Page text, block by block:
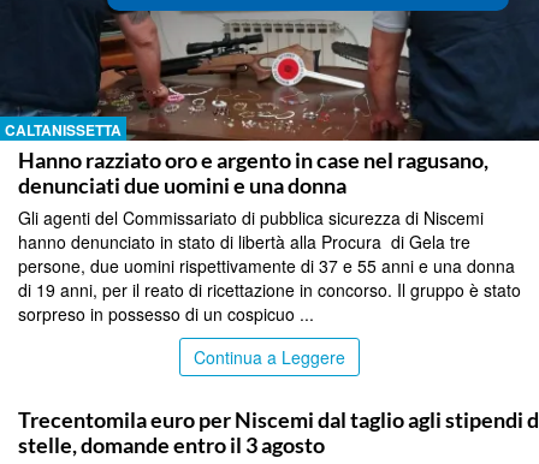
CALTANISSETTA
Hanno razziato oro e argento in case nel ragusano,
denunciati due uomini e una donna
Gli agenti del Commissariato di pubblica sicurezza di Niscemi
hanno denunciato in stato di libertà alla Procura di Gela tre
persone, due uomini rispettivamente di 37 e 55 anni e una donna
di 19 anni, per il reato di ricettazione in concorso. Il gruppo è stato
sorpreso in possesso di un cospicuo ...
Continua a Leggere
Trecentomila euro per Niscemi dal taglio agli stipendi
stelle, domande entro il 3 agosto